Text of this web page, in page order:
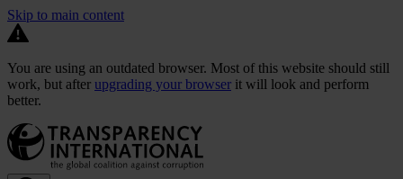
Skip to main content
You are using an outdated browser. Most of this website should still
work, but after upgrading your browser it will look and perform
better.